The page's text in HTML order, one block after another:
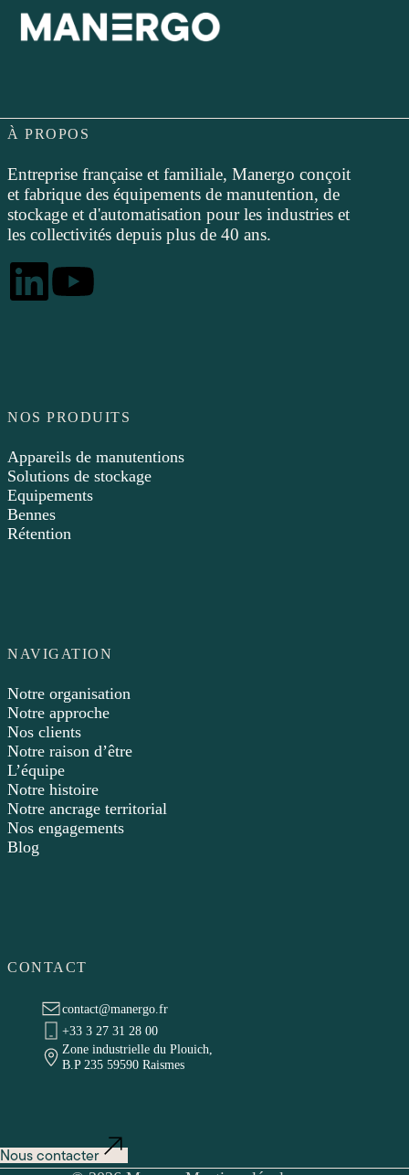
À PROPOS
Entreprise française et familiale, Manergo conçoit
et fabrique des équipements de manutention, de
stockage et d'automatisation pour les industries et
les collectivités depuis plus de 40 ans.
NOS PRODUITS
Appareils de manutentions
Solutions de stockage
Equipements
Bennes
Rétention
NAVIGATION
Notre organisation
Notre approche
Nos clients
Notre raison d’être
L’équipe
Notre histoire
Notre ancrage territorial
Nos engagements
Blog
CONTACT
contact@manergo.fr
+33 3 27 31 28 00
Zone industrielle du Plouich,
B.P 235 59590 Raismes
Nous contacter